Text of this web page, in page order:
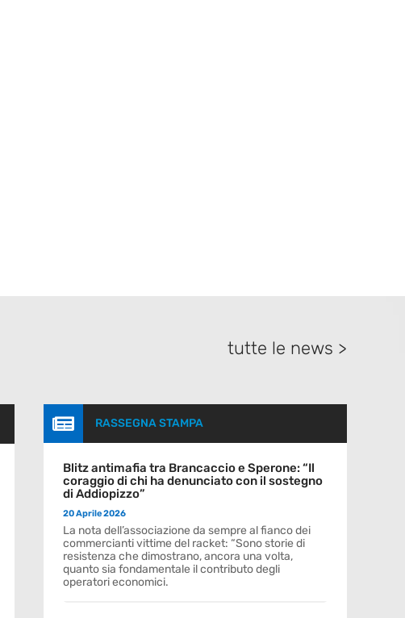
tutte le news >
 RASSEGNA STAMPA
Blitz antimafia tra Brancaccio e Sperone: “Il
coraggio di chi ha denunciato con il sostegno
di Addiopizzo”
20 Aprile 2026
La nota dell’associazione da sempre al fianco dei
commercianti vittime del racket: “Sono storie di
resistenza che dimostrano, ancora una volta,
quanto sia fondamentale il contributo degli
operatori economici.